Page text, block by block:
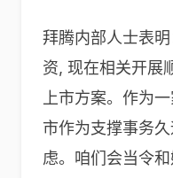
拜腾内部人士表
资, 现在相关开展
上市方案。作为
市作为支撑事务
虑。咱们会当令